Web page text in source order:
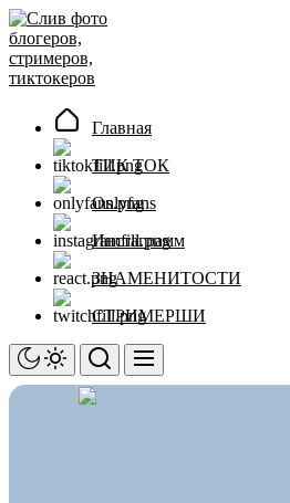
Перейти
к
содержимому
Главная
ТИК ТОК
Onlyfans
Инстаграмм
ЗНАМЕНИТОСТИ
СТРИМЕРШИ